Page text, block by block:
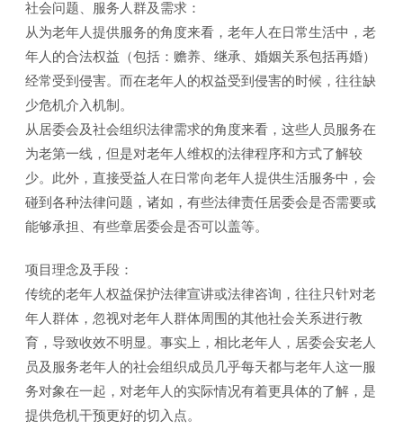
社会问题、服务人群及需求：
从为老年人提供服务的角度来看，老年人在日常生活中，老
年人的合法权益（包括：赡养、继承、婚姻关系包括再婚）
经常受到侵害。而在老年人的权益受到侵害的时候，往往缺
少危机介入机制。
从居委会及社会组织法律需求的角度来看，这些人员服务在
为老第一线，但是对老年人维权的法律程序和方式了解较
少。此外，直接受益人在日常向老年人提供生活服务中，会
碰到各种法律问题，诸如，有些法律责任居委会是否需要或
能够承担、有些章居委会是否可以盖等。
项目理念及手段：
传统的老年人权益保护法律宣讲或法律咨询，往往只针对老
年人群体，忽视对老年人群体周围的其他社会关系进行教
育，导致收效不明显。事实上，相比老年人，居委会安老人
员及服务老年人的社会组织成员几乎每天都与老年人这一服
务对象在一起，对老年人的实际情况有着更具体的了解，是
提供危机干预更好的切入点。